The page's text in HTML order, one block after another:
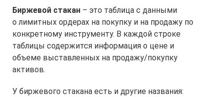
Биржевой стакан – это таблица с данными
о лимитных ордерах на покупку и на продажу по
конкретному инструменту. В каждой строке
таблицы содержится информация о цене и
объеме выставленных на продажу/покупку
активов.
У биржевого стакана есть и другие названия: